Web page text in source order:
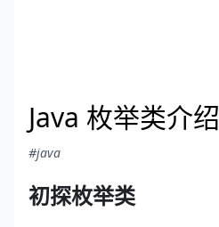
Java 枚举类介绍
#java
初探枚举类